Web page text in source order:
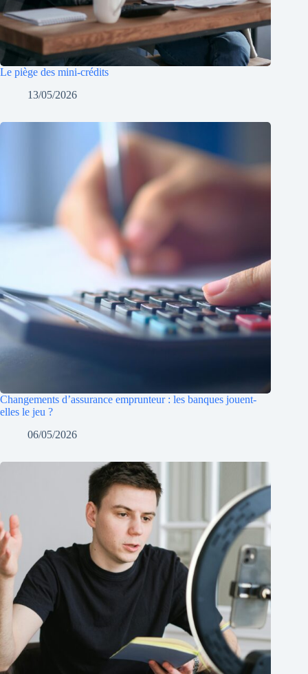
Le piège des mini-crédits
13/05/2026
Changements d’assurance emprunteur : les banques jouent-
elles le jeu ?
06/05/2026